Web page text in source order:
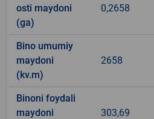
osti maydoni
(ga)
0,2658
Bino umumiy
maydoni
(kv.m)
2658
Binoni foydali
maydoni
303,69